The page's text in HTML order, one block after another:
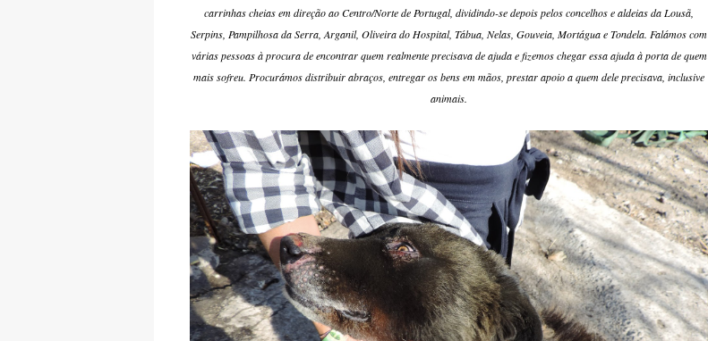
carrinhas cheias em direção ao Centro/Norte de Portugal, dividindo-se depois pelos concelhos e aldeias da Lousã,
Serpins, Pampilhosa da Serra, Arganil, Oliveira do Hospital, Tábua, Nelas, Gouveia, Mortágua e Tondela. Falámos com
várias pessoas à procura de encontrar quem realmente precisava de ajuda e fizemos chegar essa ajuda à porta de quem
mais sofreu. Procurámos distribuir abraços, entregar os bens em mãos, prestar apoio a quem dele precisava, inclusive
animais.